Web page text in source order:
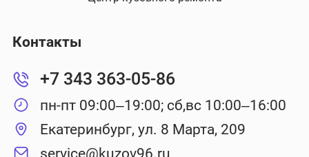
Контакты
+7 343 363-05-86
пн-пт 09:00–19:00; сб,вс 10:00–16:00
Екатеринбург, ул. 8 Марта, 209
service@kuzov96.ru